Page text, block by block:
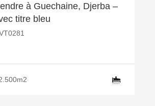
à Guechaine, Djerba –
titre bleu